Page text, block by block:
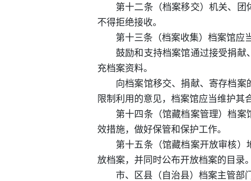
第十二条（档案移交）机关、
不得拒绝接收。
第十三条（档案收集）档案馆应
鼓励和支持档案馆通过接受捐
充档案资料。
向档案馆移交、捐献、寄存档
限制利用的意见，档案馆应当维护其
第十四条（馆藏档案管理）档
效措施，做好保管和保护工作。
第十五条（馆藏档案开放审核
放档案，并同时公布开放档案的目录。
市、区县（自治县）档案主管部